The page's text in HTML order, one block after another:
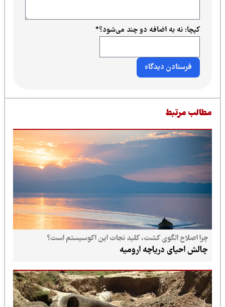
کپچا: نه به اضافه دو چند می‌شود؟*
مرتبط
چرا اصلاح الگوی کشت، کلید نجات این اکوسیستم است؟
چالش احیای دریاچه ارومیه